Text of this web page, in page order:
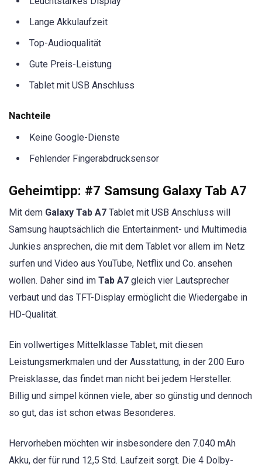
Lange Akkulaufzeit
Top-Audioqualität
Gute Preis-Leistung
Tablet mit USB Anschluss
Nachteile
Keine Google-Dienste
Fehlender Fingerabdrucksensor
Geheimtipp: #7 Samsung Galaxy Tab A7
Mit dem Galaxy Tab A7 Tablet mit USB Anschluss will
Samsung hauptsächlich die Entertainment- und Multimedia
Junkies ansprechen, die mit dem Tablet vor allem im Netz
surfen und Video aus YouTube, Netflix und Co. ansehen
wollen. Daher sind im Tab A7 gleich vier Lautsprecher
verbaut und das TFT-Display ermöglicht die Wiedergabe in
HD-Qualität.
Ein vollwertiges Mittelklasse Tablet, mit diesen
Leistungsmerkmalen und der Ausstattung, in der 200 Euro
Preisklasse, das findet man nicht bei jedem Hersteller.
Billig und simpel können viele, aber so günstig und dennoch
so gut, das ist schon etwas Besonderes.
Hervorheben möchten wir insbesondere den 7.040 mAh
Akku, der für rund 12,5 Std. Laufzeit sorgt. Die 4 Dolby-